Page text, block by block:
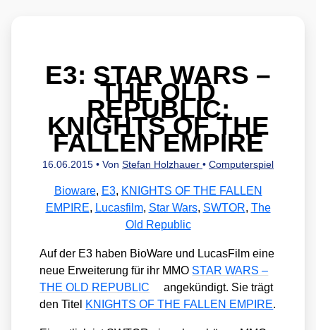
E3: STAR WARS –
THE OLD
REPUBLIC:
KNIGHTS OF THE
FALLEN EMPIRE
16.06.2015 • Von Stefan Holzhauer • Computerspiel
Bioware, E3, KNIGHTS OF THE FALLEN
EMPIRE, Lucasfilm, Star Wars, SWTOR, The
Old Republic
Auf der E3 haben Bio­Wa­re und Lucas­Film eine
neue Erwei­te­rung für ihr MMO STAR WARS –
THE OLD REPUBLIC
ange­kün­digt. Sie trägt
den Titel KNIGHTS OF THE FALLEN EMPIRE.